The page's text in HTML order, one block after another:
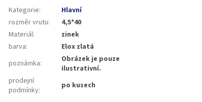
Kategorie:
Hlavní
rozměr vrutu:
4,5*40
Materiál:
zinek
barva:
Elox zlatá
poznámka:
Obrázek je pouze
ilustrativní.
prodejní
podmínky: po kusech